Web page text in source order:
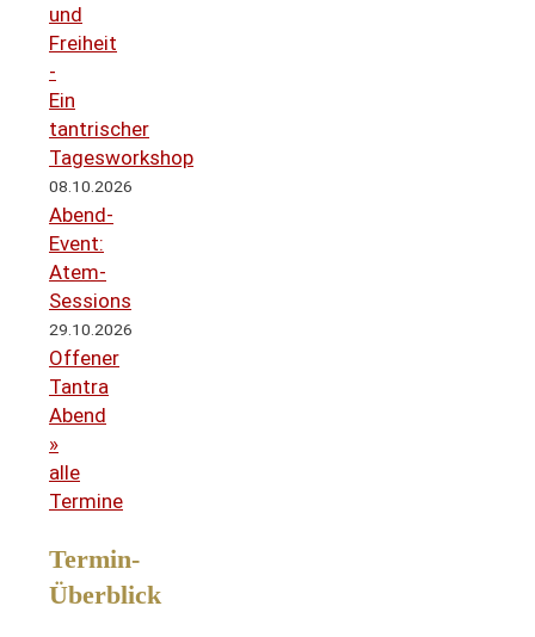
und
Freiheit
-
Ein
tantrischer
Tagesworkshop
08.10.2026
Abend-
Event:
Atem-
Sessions
29.10.2026
Offener
Tantra
Abend
»
alle
Termine
Termin-
Überblick